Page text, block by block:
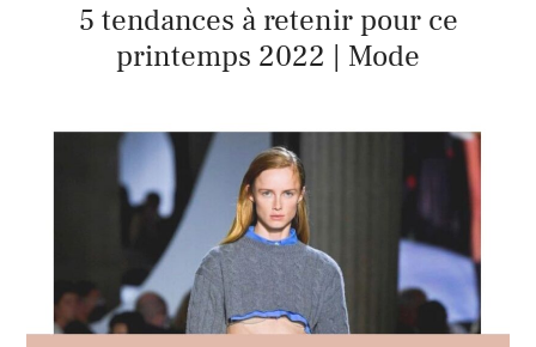
5 tendances à retenir pour ce
printemps 2022 | Mode